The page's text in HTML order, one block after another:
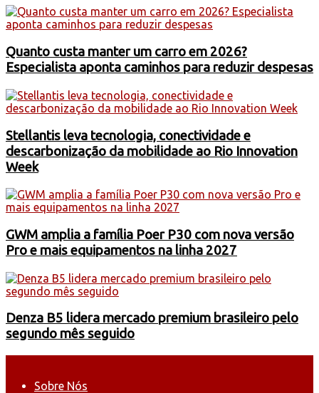
Quanto custa manter um carro em 2026?
Especialista aponta caminhos para reduzir despesas
Stellantis leva tecnologia, conectividade e
descarbonização da mobilidade ao Rio Innovation
Week
GWM amplia a família Poer P30 com nova versão
Pro e mais equipamentos na linha 2027
Denza B5 lidera mercado premium brasileiro pelo
segundo mês seguido
Sobre Nós